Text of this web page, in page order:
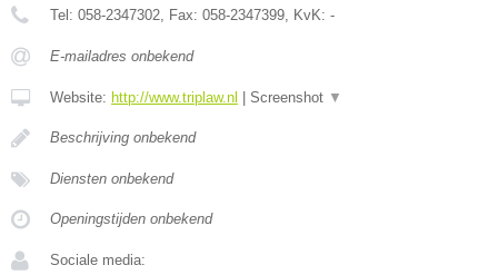
Tel: 058-2347302, Fax: 058-2347399, KvK: -
E-mailadres onbekend
Website: http://www.triplaw.nl Screenshot ▼
Beschrijving onbekend
Diensten onbekend
Openingstijden onbekend
Sociale media: